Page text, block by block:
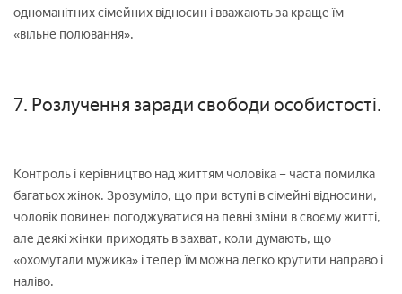
одноманітних сімейних відносин і вважають за краще їм
«вільне полювання».
7. Розлучення заради свободи особистості.
Контроль і керівництво над життям чоловіка – часта помилка
багатьох жінок. Зрозуміло, що при вступі в сімейні відносини,
чоловік повинен погоджуватися на певні зміни в своєму житті,
але деякі жінки приходять в захват, коли думають, що
«охомутали мужика» і тепер їм можна легко крутити направо і
наліво.